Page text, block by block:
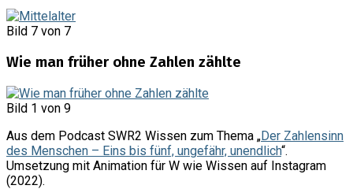
Bild 7 von 7
Wie man früher ohne Zahlen zählte
Bild 1 von 9
Aus dem Podcast SWR2 Wissen zum Thema „Der Zahlensinn
des Menschen – Eins bis fünf, ungefähr, unendlich“.
Umsetzung mit Animation für W wie Wissen auf Instagram
(2022).